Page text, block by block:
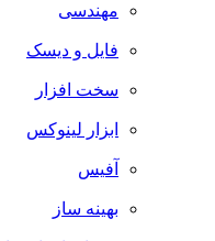
مهندسی
فایل و دیسک
سخت افزار
ابزار لینوکس
آفیس
بهینه ساز